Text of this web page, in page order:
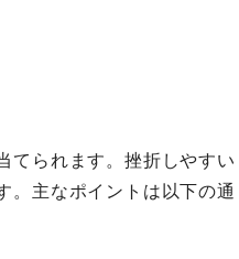
てられます。挫折しやすい
。 主なポイント は以下の通